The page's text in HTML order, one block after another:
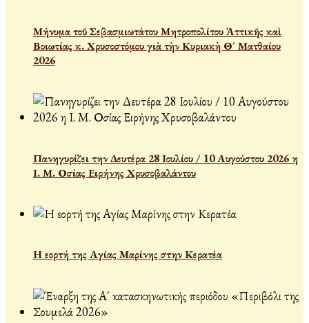
Μήνυμα τοῦ Σεβασμιωτάτου Μητροπολίτου Ἀττικῆς καὶ
Βοιωτίας κ. Χρυσοστόμου γιὰ τὴν Κυριακὴ Θ´ Ματθαίου
2026
Πανηγυρίζει την Δευτέρα 28 Ιουλίου / 10 Αυγούστου 2026 η
Ι. Μ. Οσίας Ειρήνης Χρυσοβαλάντου
Η εορτή της Αγίας Μαρίνης στην Κερατέα